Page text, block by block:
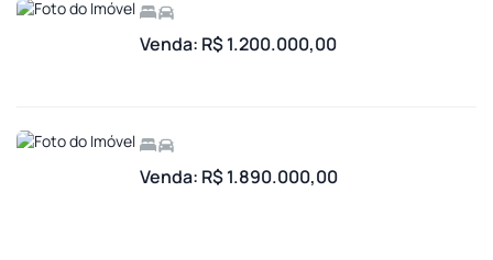
Venda: R$ 1.200.000,00
Venda: R$ 1.890.000,00